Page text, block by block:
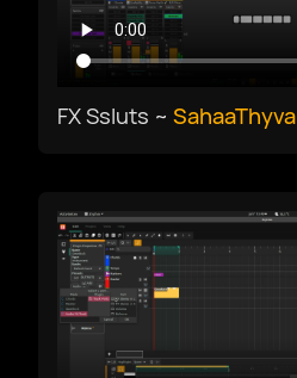
Deutsch
Ελληνικά
Español
FX Ssluts ~ SahaaThyva